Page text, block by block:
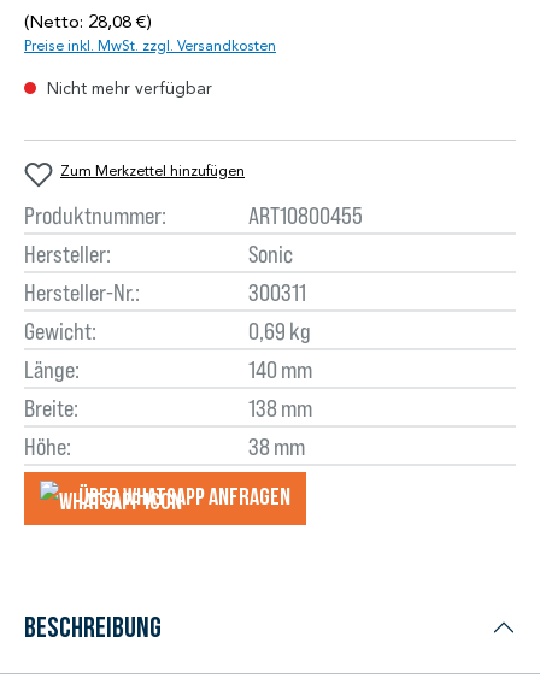
(Netto: 28,08 €)
Preise inkl. MwSt. zzgl. Versandkosten
Nicht mehr verfügbar
Zum Merkzettel hinzufügen
Produktnummer:
ART10800455
Hersteller:
Sonic
Hersteller-Nr.:
300311
Gewicht:
0,69 kg
Länge:
140 mm
Breite:
138 mm
Höhe:
38 mm
Über WhatsApp anfragеn
Beschreibung